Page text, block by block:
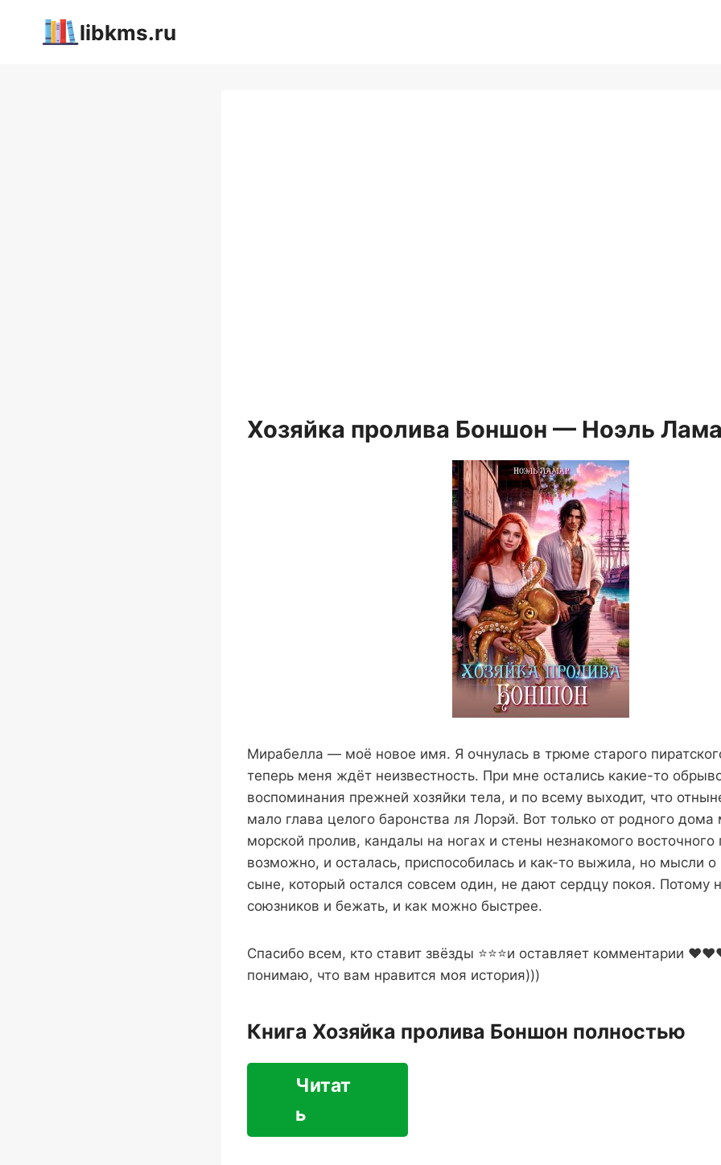
libkms.ru
Хозяйка пролива Боншон — Ноэль
Мирабелла — моё новое имя. Я очнулась в трюме старого
теперь меня ждёт неизвестность. При мне остались какие-то
воспоминания прежней хозяйки тела, и по всему выходит, что
мало глава целого баронства ля Лорэй. Вот только от родного дома
морской пролив, кандалы на ногах и стены незнакомого восточного
возможно, и осталась, приспособилась и как-то выжила, но мысли
сыне, который остался совсем один, не дают сердцу покоя. Потому
союзников и бежать, и как можно быстрее.
Спасибо всем, кто ставит звёзды ⭐⭐⭐и оставляет комментарии
понимаю, что вам нравится моя история)))
Книга Хозяйка пролива Боншон полностью
Читат
ь